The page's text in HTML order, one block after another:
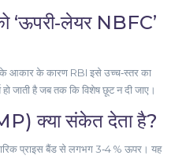
‘ऊपरी‑लेयर NBFC’
के आकार के कारण RBI इसे उच्च‑स्तर का
जाती है जब तक कि विशेष छूट न दी जाए।
क्या संकेत देता है?
प्राइस बैंड से लगभग 3‑4 % ऊपर। यह